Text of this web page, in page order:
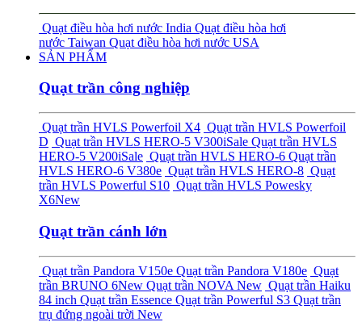
Quạt điều hòa hơi nước India Quạt điều hòa hơi
nước Taiwan Quạt điều hòa hơi nước USA
SẢN PHẨM
Quạt trần công nghiệp
Quạt trần HVLS Powerfoil X4 Quạt trần HVLS Powerfoil
D Quạt trần HVLS HERO-5 V300iSale Quạt trần HVLS
HERO-5 V200iSale Quạt trần HVLS HERO-6 Quạt trần
HVLS HERO-6 V380e Quạt trần HVLS HERO-8 Quạt
trần HVLS Powerful S10 Quạt trần HVLS Powesky
X6New
Quạt trần cánh lớn
Quạt trần Pandora V150e Quạt trần Pandora V180e Quạt
trần BRUNO 6New Quạt trần NOVA New Quạt trần Haiku
84 inch Quạt trần Essence Quạt trần Powerful S3 Quạt trần
trụ đứng ngoài trời New